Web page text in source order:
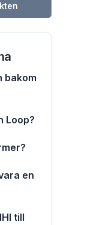
bakom
Loop?
en
till